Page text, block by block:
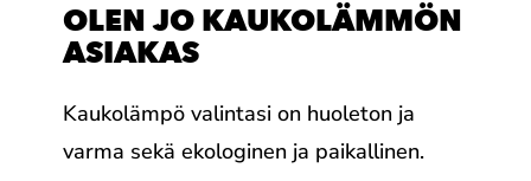
OLEN JO KAUKOLÄMMÖN
ASIAKAS
Kaukolämpö valintasi on huoleton ja
varma sekä ekologinen ja paikallinen.